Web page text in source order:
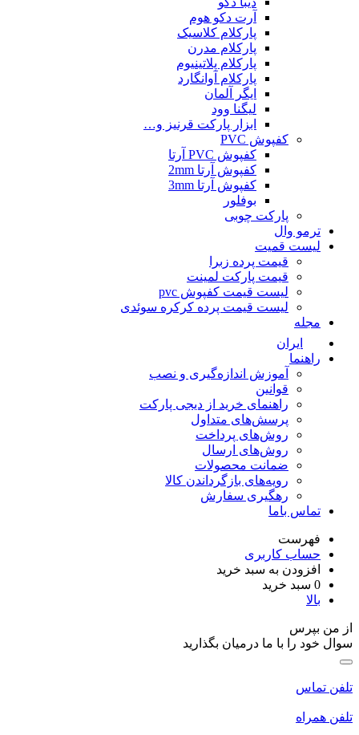
آرت دکو هوم
پارکلام کلاسیک
پارکلام مدرن
پارکلام پلاتینیوم
پارکلام آوانگارد
ایگر آلمان
لیگنا وود
ابزار پارکت قرنیز و…
کفپوش PVC
کفپوش PVC آرتا
کفپوش آرتا 2mm
کفپوش آرتا 3mm
بوفلور
پارکت چوبی
ترمو وال
لیست قمیت
قیمت پرده زبرا
قیمت پارکت لمینت
لیست قیمت کفپوش pvc
لیست قیمت پرده کرکره سوئدی
مجله
ایران
راهنما
آموزش اندازه‌گیری و نصب
قوانین
راهنمای خرید از دیجی پارکت
پرسش‌های متداول
روش‌های پرداخت
روش‌های ارسال
ضمانت محصولات
رویه‌های بازگرداندن کالا
رهگیری سفارش
تماس باما
فهرست
حساب کاربری
افزودن به سبد خرید
0 سبد خرید
بالا
از من بپرس
سوال خود را با ما درمیان بگذارید
تلفن تماس
تلفن همراه